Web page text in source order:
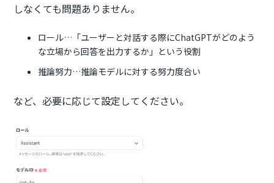
しなくても問題ありません。
ロール…「ユーザーと対話する際にChatGPTがどのよう
な立場から回答を出力するか」という役割
推論努力…推論モデルに対する努力度合い
など、必要に応じて設定してください。